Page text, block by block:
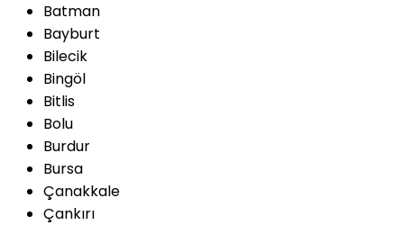
Batman
Bayburt
Bilecik
Bingöl
Bitlis
Bolu
Burdur
Bursa
Çanakkale
Çankırı